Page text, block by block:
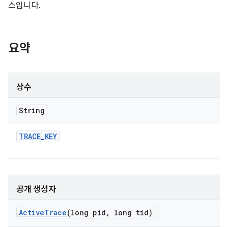
스입니다.
요약
상수
String
TRACE_KEY
공개 생성자
ActiveTrace(long pid , long tid)